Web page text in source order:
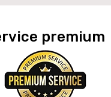
premium